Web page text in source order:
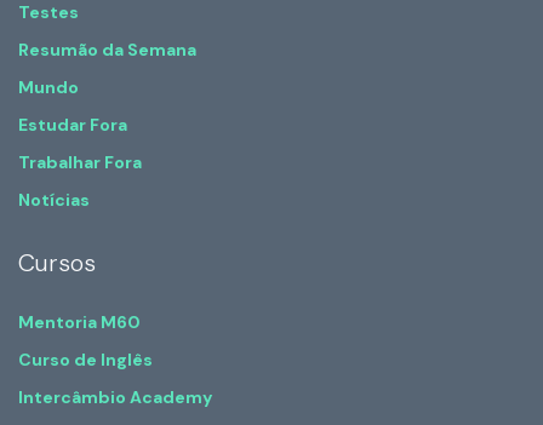
Testes
Resumão da Semana
Mundo
Estudar Fora
Trabalhar Fora
Notícias
Cursos
Mentoria M60
Curso de Inglês
Intercâmbio Academy